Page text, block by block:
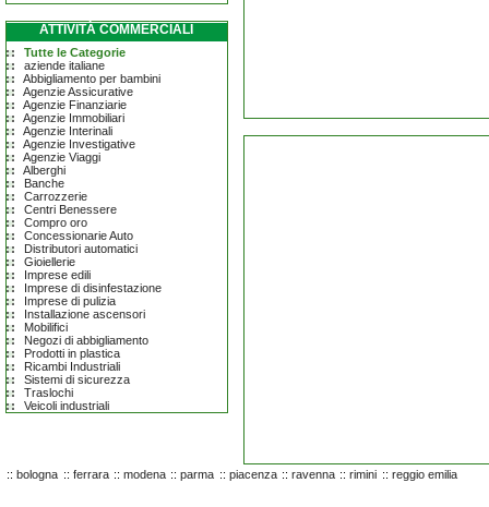
ATTIVITÀ COMMERCIALI
Tutte le Categorie
aziende italiane
Abbigliamento per bambini
Agenzie Assicurative
Agenzie Finanziarie
Agenzie Immobiliari
Agenzie Interinali
Agenzie Investigative
Agenzie Viaggi
Alberghi
Banche
Carrozzerie
Centri Benessere
Compro oro
Concessionarie Auto
Distributori automatici
Gioiellerie
Imprese edili
Imprese di disinfestazione
Imprese di pulizia
Installazione ascensori
Mobilifici
Negozi di abbigliamento
Prodotti in plastica
Ricambi Industriali
Sistemi di sicurezza
Traslochi
Veicoli industriali
:: bologna :: ferrara :: modena :: parma :: piacenza :: ravenna :: rimini :: reggio emilia